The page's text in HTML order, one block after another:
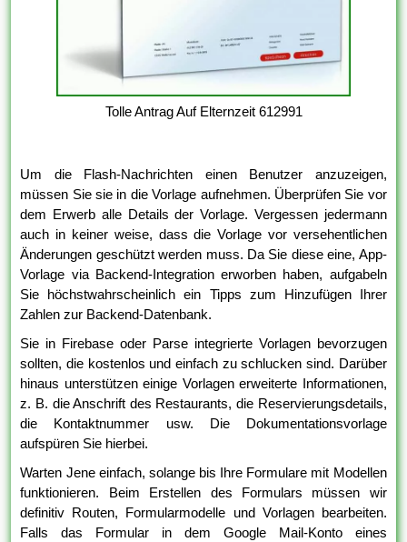
Tolle Antrag Auf Elternzeit 612991
Um die Flash-Nachrichten einen Benutzer anzuzeigen,
müssen Sie sie in die Vorlage aufnehmen. Überprüfen Sie vor
dem Erwerb alle Details der Vorlage. Vergessen jedermann
auch in keiner weise, dass die Vorlage vor versehentlichen
Änderungen geschützt werden muss. Da Sie diese eine, App-
Vorlage via Backend-Integration erworben haben, aufgabeln
Sie höchstwahrscheinlich ein Tipps zum Hinzufügen Ihrer
Zahlen zur Backend-Datenbank.
Sie in Firebase oder Parse integrierte Vorlagen bevorzugen
sollten, die kostenlos und einfach zu schlucken sind. Darüber
hinaus unterstützen einige Vorlagen erweiterte Informationen,
z. B. die Anschrift des Restaurants, die Reservierungsdetails,
die Kontaktnummer usw. Die Dokumentationsvorlage
aufspüren Sie hierbei.
Warten Jene einfach, solange bis Ihre Formulare mit Modellen
funktionieren. Beim Erstellen des Formulars müssen wir
definitiv Routen, Formularmodelle und Vorlagen bearbeiten.
Falls das Formular in dem Google Mail-Konto eines